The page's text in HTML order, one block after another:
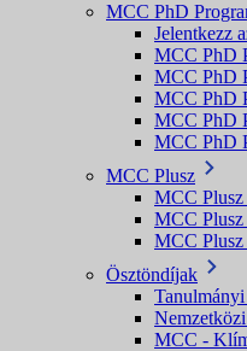
MCC PhD
Jelentkezz
MCC PhD
MCC PhD
MCC PhD
MCC PhD
MCC PhD
MCC Plusz
MCC Plusz
MCC
MCC Plusz
Ösztöndíjak
MCC -